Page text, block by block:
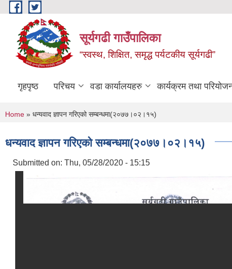
Skip to main content
सूर्यगढी गाउँपालिका
“स्वस्थ, शिक्षित, समृद्ध पर्यटकीय सूर्यगढी”
गृहपृष्ठ परिचय वडा कार्यालयहरु कार्यक्रम तथा
You are here
Home » धन्यवाद ज्ञापन गरिएको सम्बन्धमा(२०७७।०२।१५)
धन्यवाद ज्ञापन गरिएको सम्बन्धमा(२०७७।०२।१५)
Submitted on: Thu, 05/28/2020 - 15:15